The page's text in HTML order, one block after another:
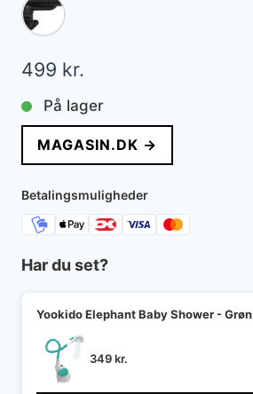
499 kr.
På lager
MAGASIN.DK →
Betalingsmuligheder
Har du set?
Yookido Elephant Baby Shower - Grøn
349kr.